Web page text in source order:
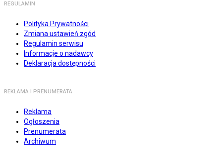
REGULAMIN
Polityka Prywatności
Zmiana ustawień zgód
Regulamin serwisu
Informacje o nadawcy
Deklaracja dostępności
REKLAMA I PRENUMERATA
Reklama
Ogłoszenia
Prenumerata
Archiwum